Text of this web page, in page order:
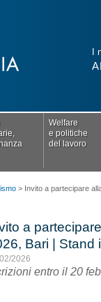
Welfare
e politiche
del lavoro
> Invito a partecipare
a
Bari | Stand
2026
entro il 20